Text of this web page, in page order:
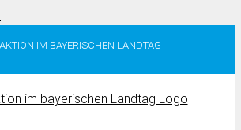
IM BAYERISCHEN LANDTAG